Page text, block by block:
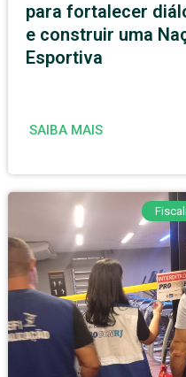
para fortalecer
e construir uma
Esportiva
SAIBA MAIS